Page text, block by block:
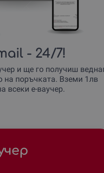
- 24/7!
и ще го получиш
на поръчката. Вземи 1лв
всеки е-ваучер.